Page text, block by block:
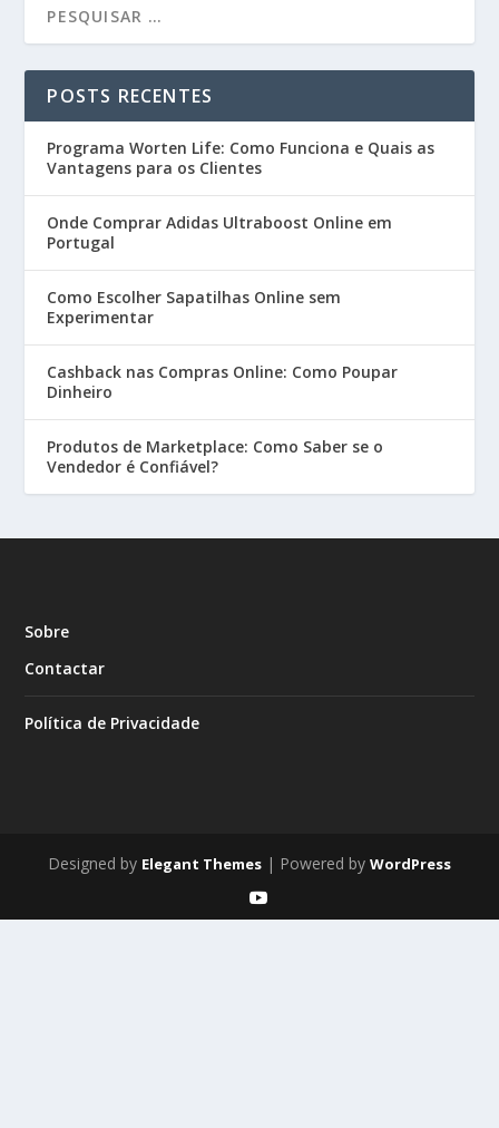
POSTS RECENTES
Programa Worten Life: Como Funciona e Quais as
Vantagens para os Clientes
Onde Comprar Adidas Ultraboost Online em
Portugal
Como Escolher Sapatilhas Online sem
Experimentar
Cashback nas Compras Online: Como Poupar
Dinheiro
Produtos de Marketplace: Como Saber se o
Vendedor é Confiável?
Sobre
Contactar
Política de Privacidade
Designed by Elegant Themes | Powered by WordPress